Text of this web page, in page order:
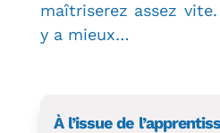
maîtriserez assez
y a mieux…
À l’issue de